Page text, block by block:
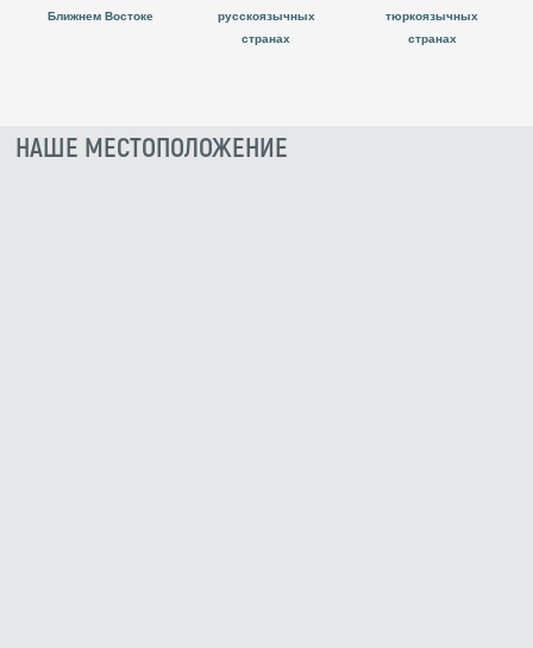
Ближнем Востоке
русскоязычных
странах
тюркоязычных
странах
НАШЕ МЕСТОПОЛОЖЕНИЕ